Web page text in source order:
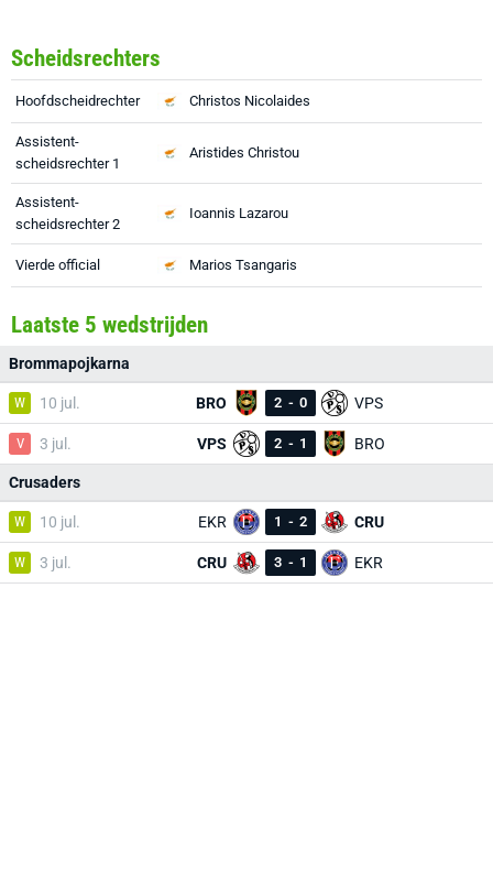
Scheidsrechters
Hoofdscheidrechter Christos Nicolaides
Assistent-
scheidsrechter 1
Aristides Christou
Assistent-
scheidsrechter 2
Ioannis Lazarou
Vierde official Marios Tsangaris
Laatste 5 wedstrijden
Brommapojkarna
W 10 jul. BRO 2 - 0 VPS
V 3 jul. VPS 2 - 1 BRO
Crusaders
W 10 jul. EKR 1 - 2 CRU
W 3 jul. CRU 3 - 1 EKR